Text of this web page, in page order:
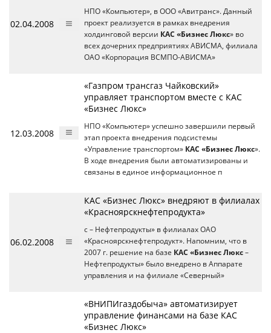
02.04.2008
НПО «Компьютер», в ООО «Авитранс». Данный
проект реализуется в рамках внедрения
холдинговой версии КАС «Бизнес Люкс» во
всех дочерних предприятиях АВИСМА, филиала
ОАО «Корпорация ВСМПО-АВИСМА»
12.03.2008
«Газпром трансгаз Чайковский»
управляет транспортом вместе с КАС
«Бизнес Люкс»
НПО «Компьютер» успешно завершили первый
этап проекта внедрения подсистемы
«Управление транспортом» КАС «Бизнес Люкс».
В ходе внедрения были автоматизированы и
связаны в единое информационное п
06.02.2008
КАС «Бизнес Люкс» внедряют в филиалах
«Красноярскнефтепродукта»
с – Нефтепродукты» в филиалах ОАО
«Красноярскнефтепродукт». Напомним, что в
2007 г. решение на базе КАС «Бизнес Люкс –
Нефтепродукты» было внедрено в Аппарате
управления и на филиале «Северный»
«ВНИПИгаздобыча» автоматизирует
управление финансами на базе КАС
«Бизнес Люкс»